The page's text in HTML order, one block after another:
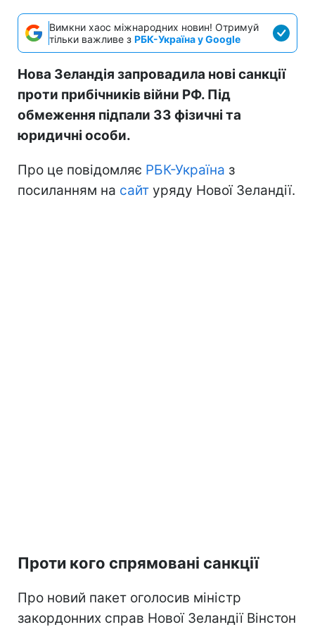
Вимкни хаос міжнародних новин! Отримуй
тільки важливе з РБК-Україна у Google
Нова Зеландія запровадила нові санкції
проти прибічників війни РФ. Під
обмеження підпали 33 фізичні та
юридичні особи.
Про це повідомляє РБК-Україна з
посиланням на сайт уряду Нової Зеландії.
Проти кого спрямовані санкції
Про новий пакет оголосив міністр
закордонних справ Нової Зеландії Вінстон